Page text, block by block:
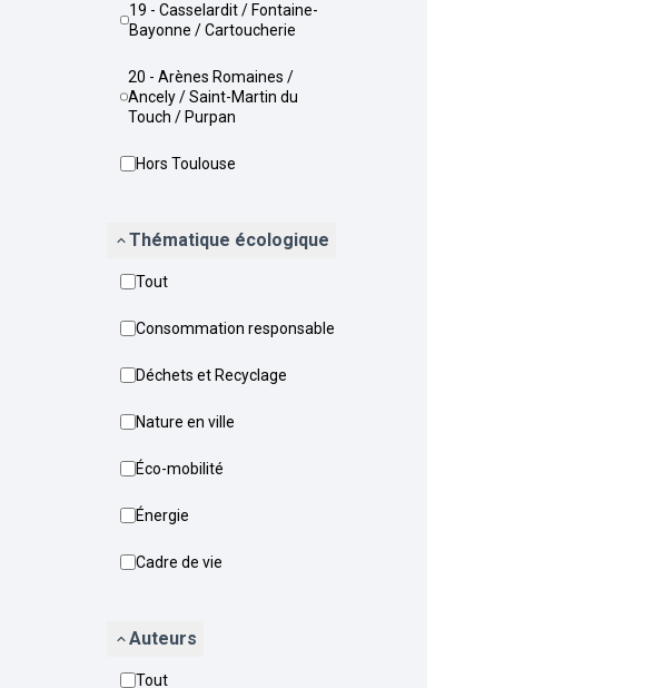
19 - Casselardit / Fontaine-
Bayonne / Cartoucherie
20 - Arènes Romaines /
Ancely / Saint-Martin du
Touch / Purpan
Hors Toulouse
Thématique écologique
Tout
Consommation responsable
Déchets et Recyclage
Nature en ville
Éco-mobilité
Énergie
Cadre de vie
Auteurs
Tout